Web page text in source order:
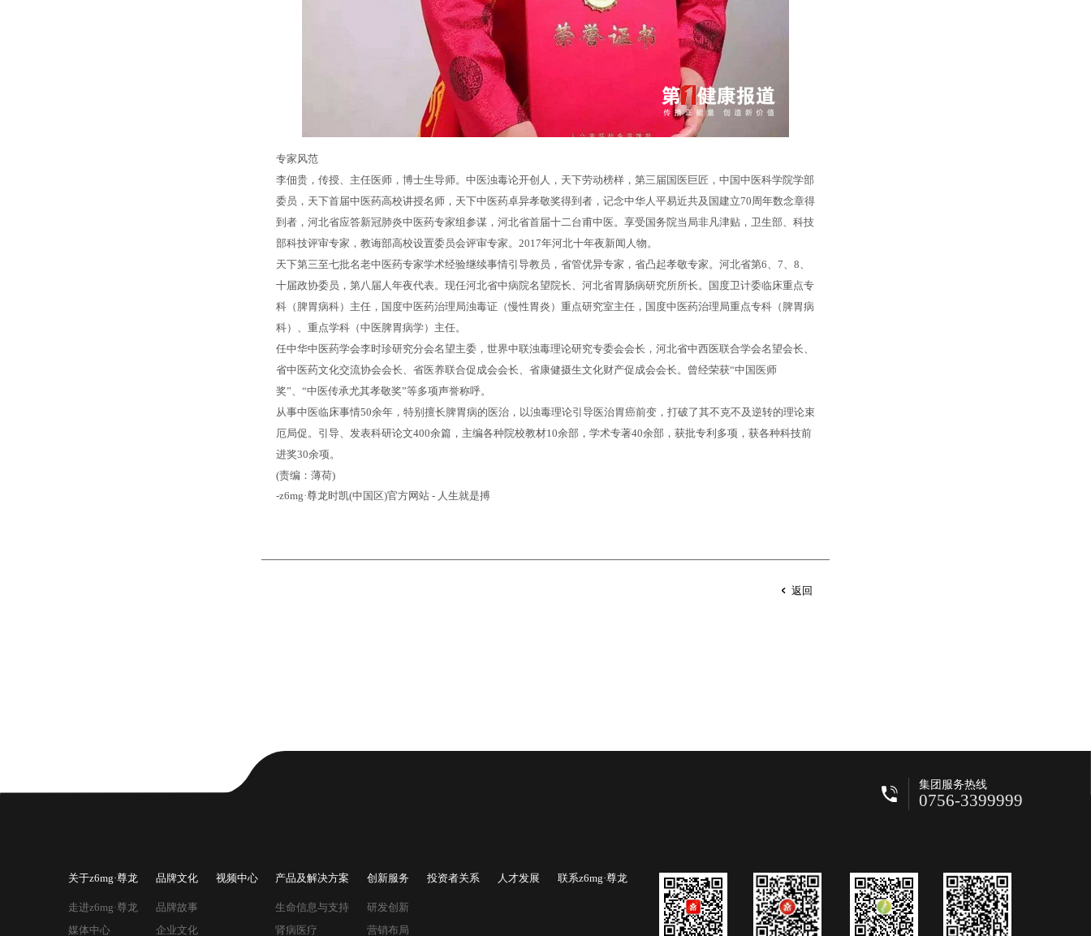
专家风范
李佃贵，传授、主任医师，博士生导师。中医浊毒论开创人，天下劳动榜样，第三届国医巨匠，中国中医科学院学部
委员，天下首届中医药高校讲授名师，天下中医药卓异孝敬奖得到者，记念中华人平易近共及国建立70周年数念章得
到者，河北省应答新冠肺炎中医药专家组参谋，河北省首届十二台甫中医。享受国务院当局非凡津贴，卫生部、科技
部科技评审专家，教诲部高校设置委员会评审专家。2017年河北十年夜新闻人物。
天下第三至七批名老中医药专家学术经验继续事情引导教员，省管优异专家，省凸起孝敬专家。河北省第6、7、8、
十届政协委员，第八届人年夜代表。现任河北省中病院名望院长、河北省胃肠病研究所所长。国度卫计委临床重点专
科（脾胃病科）主任，国度中医药治理局浊毒证（慢性胃炎）重点研究室主任，国度中医药治理局重点专科（脾胃病
科）、重点学科（中医脾胃病学）主任。
任中华中医药学会李时珍研究分会名望主委，世界中联浊毒理论研究专委会会长，河北省中西医联合学会名望会长、
省中医药文化交流协会会长、省医养联合促成会会长、省康健摄生文化财产促成会会长。曾经荣获“中国医师
奖”、“中医传承尤其孝敬奖”等多项声誉称呼。
从事中医临床事情50余年，特别擅长脾胃病的医治，以浊毒理论引导医治胃癌前变，打破了其不克不及逆转的理论束
厄局促。引导、发表科研论文400余篇，主编各种院校教材10余部，学术专著40余部，获批专利多项，获各种科技前
进奖30余项。
(责编：薄荷)
-z6mg·尊龙时凯(中国区)官方网站 - 人生就是搏
返回
集团服务热线
0756-3399999
关于z6mg·尊龙
走进z6mg·尊龙
媒体中心
品牌文化
品牌故事
企业文化
视频中心 产品及解决方案
生命信息与支持
肾病医疗
创新服务
研发创新
营销布局
投资者关系 人才发展 联系z6mg·尊龙